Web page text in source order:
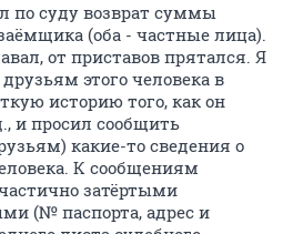
по суду возврат суммы
(оба - частные лица).
от приставов прятался. Я
этого человека в
историю того, как он
и просил сообщить
какие-то сведения о
К сообщениям
затёртыми
(№ паспорта, адрес и